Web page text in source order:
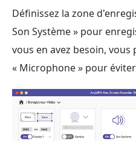
Définissez la zone
Son Système » pour
vous en avez besoin,
« Microphone » pour